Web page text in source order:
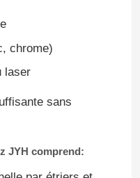
par injection
numérique par
chrome)
laser
sans
JYH comprend: